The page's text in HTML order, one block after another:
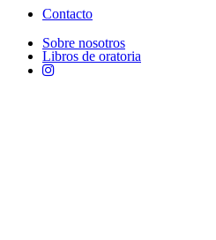
Contacto
Sobre nosotros
Libros de oratoria